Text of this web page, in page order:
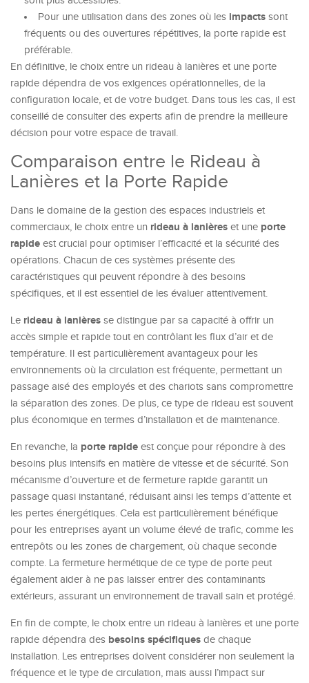
Pour une utilisation dans des zones où les impacts sont
fréquents ou des ouvertures répétitives, la porte rapide est
préférable.
En définitive, le choix entre un rideau à lanières et une porte
rapide dépendra de vos exigences opérationnelles, de la
configuration locale, et de votre budget. Dans tous les cas, il est
conseillé de consulter des experts afin de prendre la meilleure
décision pour votre espace de travail.
Comparaison entre le Rideau à
Lanières et la Porte Rapide
Dans le domaine de la gestion des espaces industriels et
commerciaux, le choix entre un rideau à lanières et une porte
rapide est crucial pour optimiser l’efficacité et la sécurité des
opérations. Chacun de ces systèmes présente des
caractéristiques qui peuvent répondre à des besoins
spécifiques, et il est essentiel de les évaluer attentivement.
Le rideau à lanières se distingue par sa capacité à offrir un
accès simple et rapide tout en contrôlant les flux d’air et de
température. Il est particulièrement avantageux pour les
environnements où la circulation est fréquente, permettant un
passage aisé des employés et des chariots sans compromettre
la séparation des zones. De plus, ce type de rideau est souvent
plus économique en termes d’installation et de maintenance.
En revanche, la porte rapide est conçue pour répondre à des
besoins plus intensifs en matière de vitesse et de sécurité. Son
mécanisme d’ouverture et de fermeture rapide garantit un
passage quasi instantané, réduisant ainsi les temps d’attente et
les pertes énergétiques. Cela est particulièrement bénéfique
pour les entreprises ayant un volume élevé de trafic, comme les
entrepôts ou les zones de chargement, où chaque seconde
compte. La fermeture hermétique de ce type de porte peut
également aider à ne pas laisser entrer des contaminants
extérieurs, assurant un environnement de travail sain et protégé.
En fin de compte, le choix entre un rideau à lanières et une porte
rapide dépendra des besoins spécifiques de chaque
installation. Les entreprises doivent considérer non seulement la
fréquence et le type de circulation, mais aussi l’impact sur